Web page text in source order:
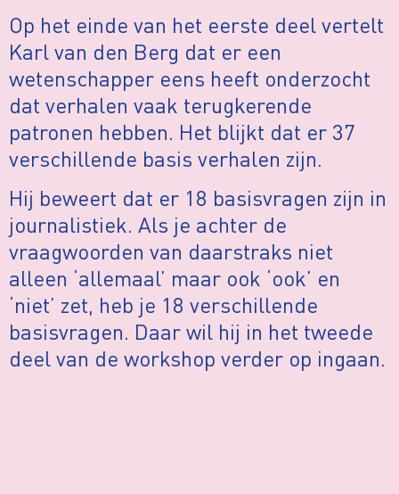
Op het einde van het eerste deel vertelt
Karl van den Berg dat er een
wetenschapper eens heeft onderzocht
dat verhalen vaak terugkerende
patronen hebben. Het blijkt dat er 37
verschillende basis verhalen zijn.
Hij beweert dat er 18 basisvragen zijn in
journalistiek. Als je achter de
vraagwoorden van daarstraks niet
alleen ‘allemaal’ maar ook ‘ook’ en
‘niet’ zet, heb je 18 verschillende
basisvragen. Daar wil hij in het tweede
deel van de workshop verder op ingaan.